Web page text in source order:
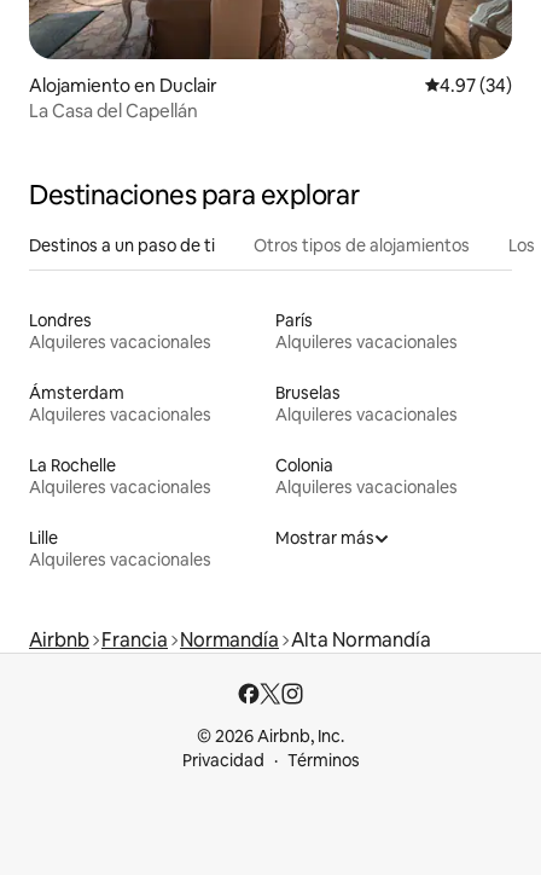
Alojamiento en Duclair Calificación
4.97 (34)
La Casa del Capellán
Destinaciones para explorar
Destinos a un paso de ti Otros tipos de alojamientos
Londres
Alquileres vacacionales
París
Alquileres vacacionales
Ámsterdam
Alquileres vacacionales
Bruselas
Alquileres vacacionales
La Rochelle
Alquileres vacacionales
Colonia
Alquileres vacacionales
Lille
Alquileres vacacionales
Mostrar más
Airbnb Francia Normandía Alta Normandía
© 2026 Airbnb, Inc.
Privacidad
Términos